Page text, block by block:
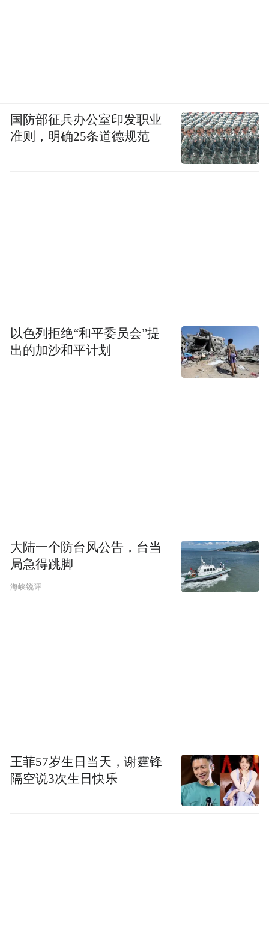
国防部征兵办公室印发职业
准则，明确25条道德规范
以色列拒绝“和平委员会”提
出的加沙和平计划
大陆一个防台风公告，台当
局急得跳脚
海峡锐评
王菲57岁生日当天，谢霆锋
隔空说3次生日快乐